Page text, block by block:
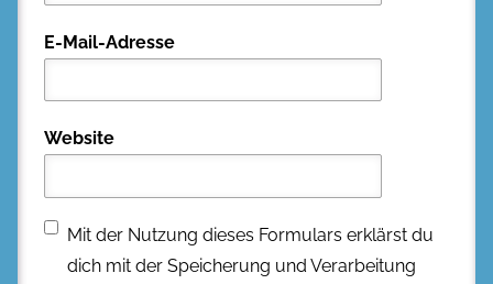
E-Mail-Adresse
Website
Mit der Nutzung dieses Formulars erklärst du
dich mit der Speicherung und Verarbeitung